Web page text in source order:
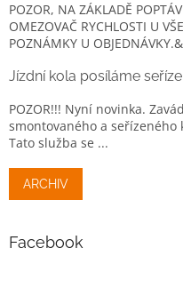
POZOR, NA ZÁKLADĚ
OMEZOVAČ RYCHLOSTI U
POZNÁMKY U
Jízdní kola posíláme
POZOR!!! Nyní novinka.
smontovaného a
Tato služba se ...
ARCHIV
Facebook